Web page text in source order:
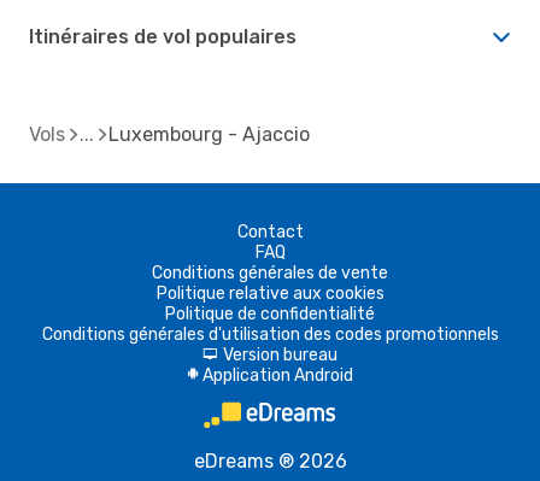
Itinéraires de vol populaires
Vols Luxembourg - Ajaccio
Contact
FAQ
Conditions générales de vente
Politique relative aux cookies
Politique de confidentialité
Conditions générales d'utilisation des codes promotionnels
d Version bureau
A Application Android
eDreams ® 2026